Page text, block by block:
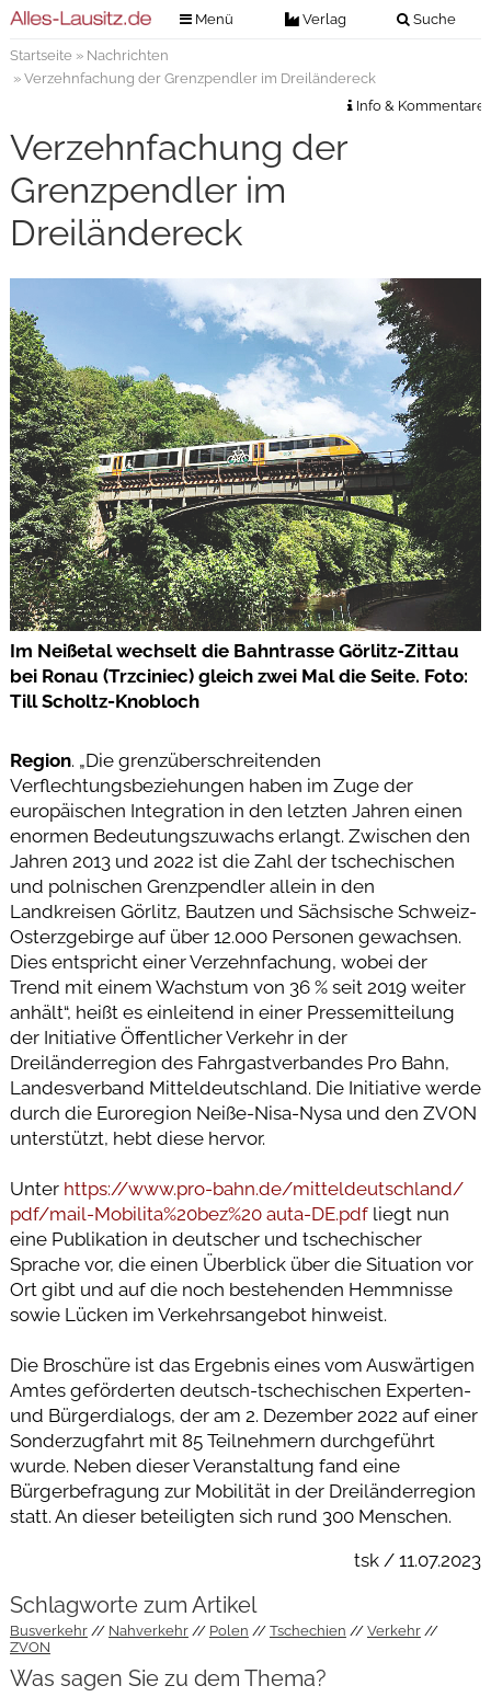
Menü Verlag Suche
Verlag
Kontakt
Veranstaltungstickets
Anzeigenannahme
Anzeigensuche
Digitale Ausgaben
Startseite» Nachrichten
» Verzehnfachung der Grenzpendler im Dreiländereck
Info & Kommentare
Verzehnfachung der
Grenzpendler im
Dreiländereck
Im Neißetal wechselt die Bahntrasse Görlitz-Zittau
bei Ronau (Trzciniec) gleich zwei Mal die Seite. Foto:
Till Scholtz-Knobloch
Region. „Die grenzüberschreitenden
Verflechtungsbeziehungen haben im Zuge der
europäischen Integration in den letzten Jahren einen
enormen Bedeutungszuwachs erlangt. Zwischen den
Jahren 2013 und 2022 ist die Zahl der tschechischen
und polnischen Grenzpendler allein in den
Landkreisen Görlitz, Bautzen und Sächsische Schweiz-
Osterzgebirge auf über 12.000 Personen gewachsen.
Dies entspricht einer Verzehnfachung, wobei der
Trend mit einem Wachstum von 36 % seit 2019 weiter
anhält“, heißt es einleitend in einer Pressemitteilung
der Initiative Öffentlicher Verkehr in der
Dreiländerregion des Fahrgastverbandes Pro Bahn,
Landesverband Mitteldeutschland. Die Initiative werde
durch die Euroregion Neiße-Nisa-Nysa und den ZVON
unterstützt, hebt diese hervor.
Unter https://www.pro-bahn.de/mitteldeutschland/
pdf/mail-Mobilita%20bez%20 auta-DE.pdfliegt nun
eine Publikation in deutscher und tschechischer
Sprache vor, die einen Überblick über die Situation vor
Ort gibt und auf die noch bestehenden Hemmnisse
sowie Lücken im Verkehrsangebot hinweist.
Die Broschüre ist das Ergebnis eines vom Auswärtigen
Amtes geförderten deutsch-tschechischen Experten-
und Bürgerdialogs, der am 2. Dezember 2022 auf einer
Sonderzugfahrt mit 85 Teilnehmern durchgeführt
wurde. Neben dieser Veranstaltung fand eine
Bürgerbefragung zur Mobilität in der Dreiländerregion
statt. An dieser beteiligten sich rund 300 Menschen.
tsk / 11.07.2023
Schlagworte zum Artikel
Busverkehr Nahverkehr Polen Tschechien
Verkehr
ZVON
Was sagen Sie zu dem Thema?